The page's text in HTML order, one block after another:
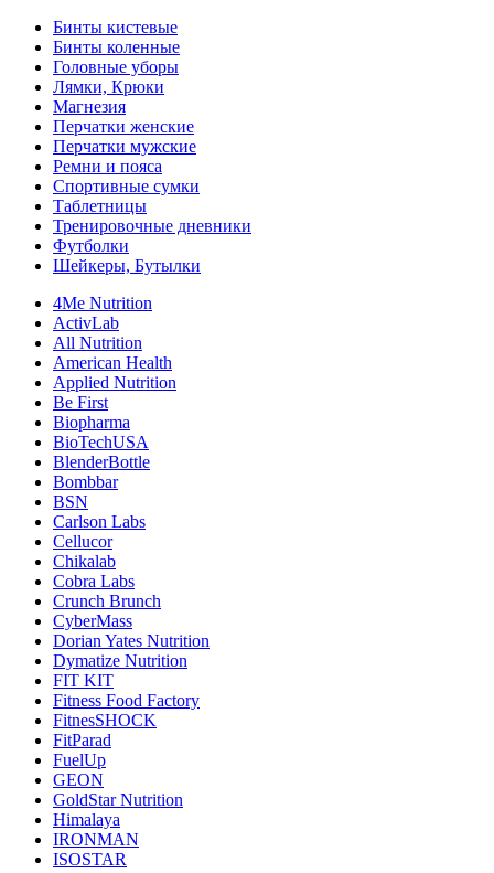
Бинты кистевые
Бинты коленные
Головные уборы
Лямки, Крюки
Магнезия
Перчатки женские
Перчатки мужские
Ремни и пояса
Спортивные сумки
Таблетницы
Тренировочные дневники
Футболки
Шейкеры, Бутылки
4Me Nutrition
ActivLab
All Nutrition
American Health
Applied Nutrition
Be First
Biopharma
BioTechUSA
BlenderBottle
Bombbar
BSN
Carlson Labs
Cellucor
Chikalab
Cobra Labs
Crunch Brunch
CyberMass
Dorian Yates Nutrition
Dymatize Nutrition
FIT KIT
Fitness Food Factory
FitnesSHOCK
FitParad
FuelUp
GEON
GoldStar Nutrition
Himalaya
IRONMAN
ISOSTAR